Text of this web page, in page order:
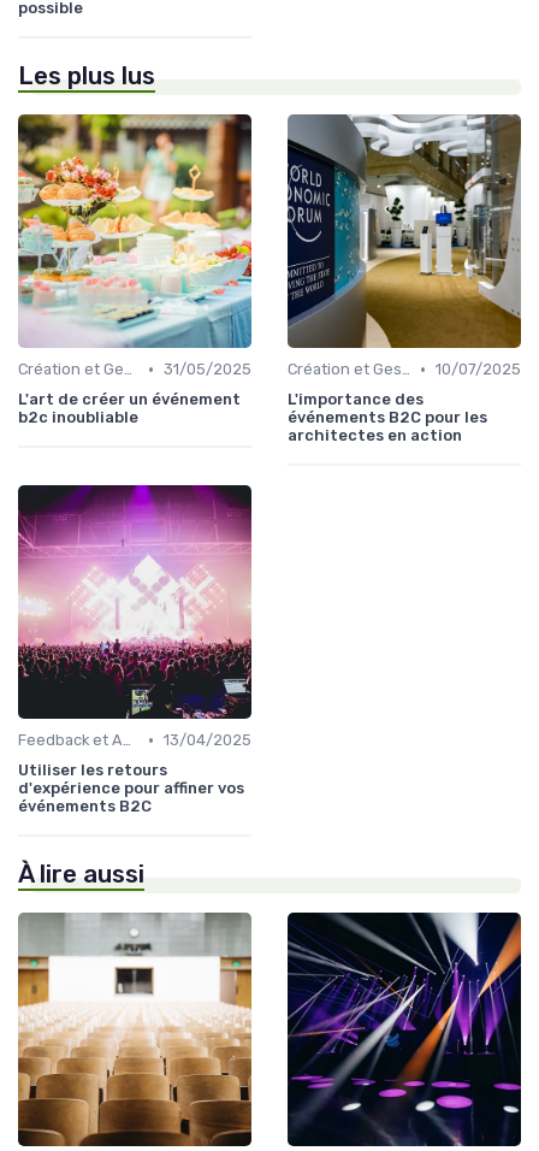
possible
Les plus lus
Création et Gestion d'un Événement B2C • 31/05/2025
L'art de créer un événement
b2c inoubliable
Création et Gestion d'un Événement B2C • 10/07/2025
L'importance des
événements B2C pour les
architectes en action
Feedback et Amélioration Continue • 13/04/2025
Utiliser les retours
d'expérience pour affiner vos
événements B2C
À lire aussi